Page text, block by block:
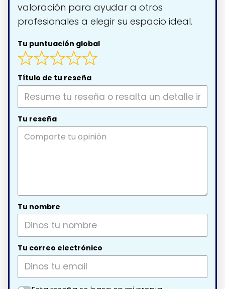
valoración para ayudar a otros
profesionales a elegir su espacio ideal.
Tu puntuación global
Título de tu reseña
Tu reseña
Tu nombre
Tu correo electrónico